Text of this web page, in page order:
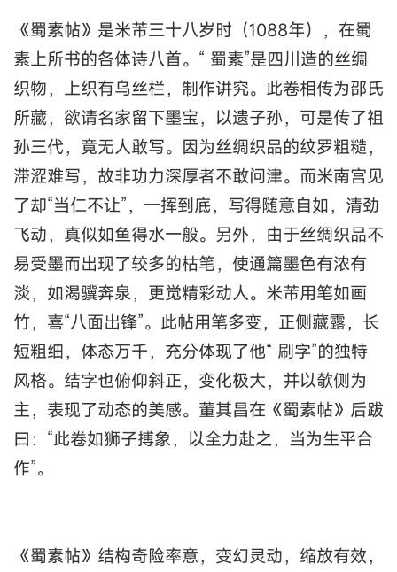
《蜀素帖》是米芾三十八岁时（1088年），在蜀
素上所书的各体诗八首。“ 蜀素”是四川造的丝绸
织物，上织有乌丝栏，制作讲究。此卷相传为邵氏
所藏，欲请名家留下墨宝，以遗子孙，可是传了祖
孙三代，竟无人敢写。因为丝绸织品的纹罗粗糙，
滞涩难写，故非功力深厚者不敢问津。而米南宫见
了却“当仁不让”，一挥到底，写得随意自如，清劲
飞动，真似如鱼得水一般。另外，由于丝绸织品不
易受墨而出现了较多的枯笔，使通篇墨色有浓有
淡，如渴骥奔泉，更觉精彩动人。米芾用笔如画
竹，喜“八面出锋”。此帖用笔多变，正侧藏露，长
短粗细，体态万千，充分体现了他“ 刷字”的独特
风格。结字也俯仰斜正，变化极大，并以欹侧为
主，表现了动态的美感。董其昌在《蜀素帖》后跋
曰：“此卷如狮子搏象，以全力赴之，当为生平合
作”。
《蜀素帖》结构奇险率意，变幻灵动，缩放有效，